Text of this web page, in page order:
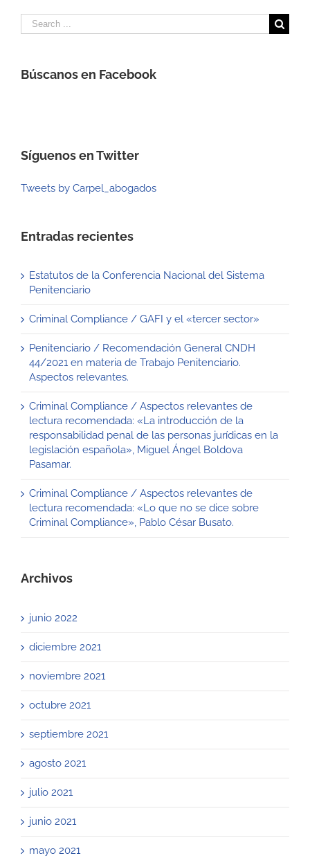
Search
for:
Búscanos en Facebook
Síguenos en Twitter
Tweets by Carpel_abogados
Entradas recientes
Estatutos de la Conferencia Nacional del Sistema
Penitenciario
Criminal Compliance / GAFI y el «tercer sector»
Penitenciario / Recomendación General CNDH
44/2021 en materia de Trabajo Penitenciario.
Aspectos relevantes.
Criminal Compliance / Aspectos relevantes de
lectura recomendada: «La introducción de la
responsabilidad penal de las personas jurídicas en la
legislación española», Miguel Ángel Boldova
Pasamar.
Criminal Compliance / Aspectos relevantes de
lectura recomendada: «Lo que no se dice sobre
Criminal Compliance», Pablo César Busato.
Archivos
junio 2022
diciembre 2021
noviembre 2021
octubre 2021
septiembre 2021
agosto 2021
julio 2021
junio 2021
mayo 2021